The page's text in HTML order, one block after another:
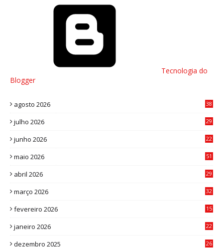
Tecnologia do
Blogger
agosto 2026 38
julho 2026
29
junho 2026
22
maio 2026
51
abril 2026
29
março 2026
32
fevereiro 2026
15
janeiro 2026
22
dezembro 2025
26